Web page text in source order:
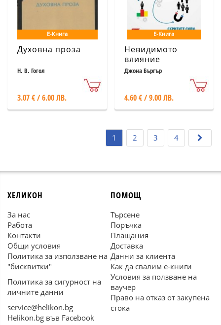
Е-Книга
Духовна проза
Н. В. Гогол
3.07 € / 6.00 ЛВ.
Е-Книга
Невидимото
влияние
Джона Бъргър
4.60 € / 9.00 ЛВ.
1 2 3 4
ХЕЛИКОН
За нас
Работа
Контакти
Общи условия
Политика за използване на
"бисквитки"
Политика за сигурност на
личните данни
service@helikon.bg
Helikon.bg във Facebook
ПОМОЩ
Търсене
Поръчка
Плащания
Доставка
Данни за клиента
Как да свалим е-книги
Условия за ползване на
ваучер
Право на отказ от закупена
стока